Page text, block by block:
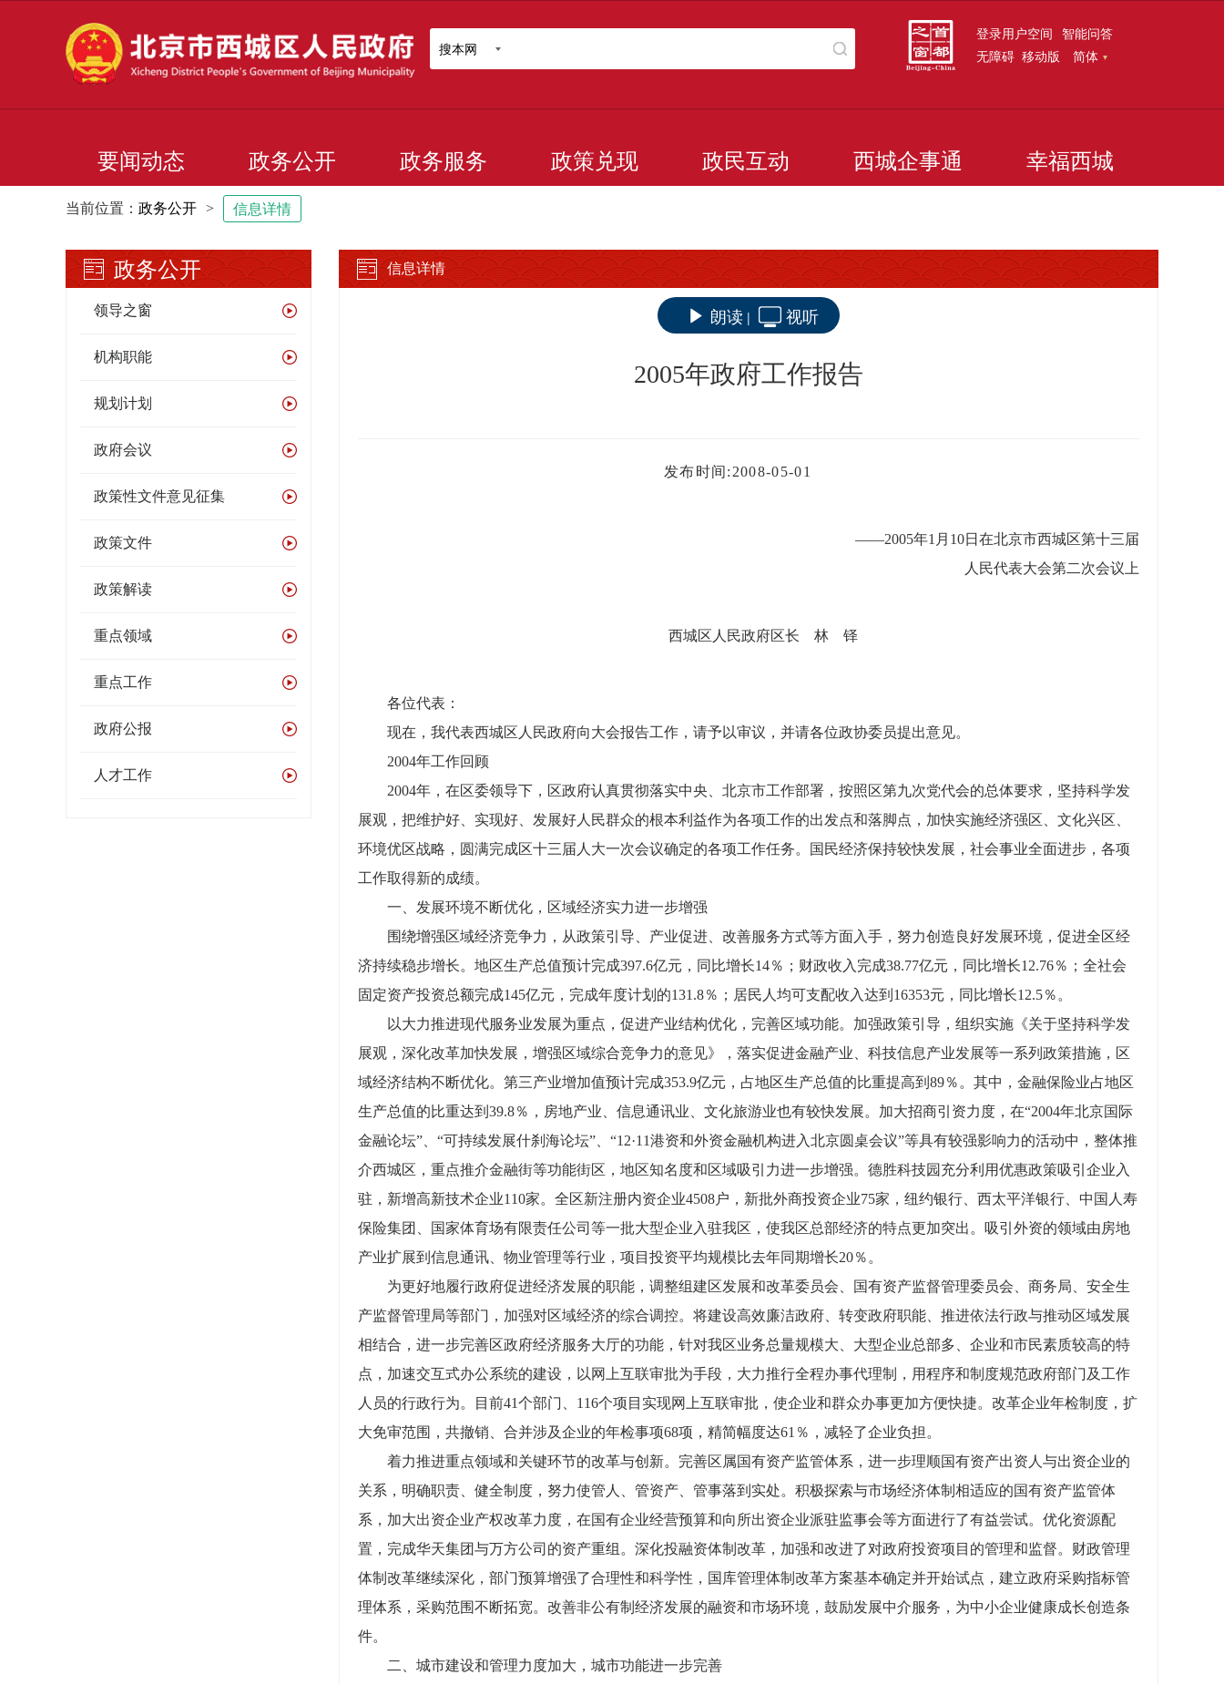
搜本网
登录用户空间 智能问答
无障碍 移动版 简体
要闻动态 政务公开 政务服务 政策兑现 政民互动 西城企事通 幸福西城
当前位置： 政务公开 > 信息详情
政务公开
领导之窗
机构职能
规划计划
政府会议
政策性文件意见征集
政策文件
政策解读
重点领域
重点工作
政府公报
人才工作
信息详情
朗读 | 视听
2005年政府工作报告
发布时间:2008-05-01
——2005年1月10日在北京市西城区第十三届
人民代表大会第二次会议上
西城区人民政府区长 林 铎
各位代表：
现在，我代表西城区人民政府向大会报告工作，请予以审议，并请各位政协委员提出意见。
2004年工作回顾
2004年，在区委领导下，区政府认真贯彻落实中央、北京市工作部署，按照区第九次党代会的总体要求，坚持科学发
展观，把维护好、实现好、发展好人民群众的根本利益作为各项工作的出发点和落脚点，加快实施经济强区、文化兴区、
环境优区战略，圆满完成区十三届人大一次会议确定的各项工作任务。国民经济保持较快发展，社会事业全面进步，各项
工作取得新的成绩。
一、发展环境不断优化，区域经济实力进一步增强
围绕增强区域经济竞争力，从政策引导、产业促进、改善服务方式等方面入手，努力创造良好发展环境，促进全区经
济持续稳步增长。地区生产总值预计完成397.6亿元，同比增长14％；财政收入完成38.77亿元，同比增长12.76％；全社会
固定资产投资总额完成145亿元，完成年度计划的131.8％；居民人均可支配收入达到16353元，同比增长12.5％。
以大力推进现代服务业发展为重点，促进产业结构优化，完善区域功能。加强政策引导，组织实施《关于坚持科学发
展观，深化改革加快发展，增强区域综合竞争力的意见》，落实促进金融产业、科技信息产业发展等一系列政策措施，区
域经济结构不断优化。第三产业增加值预计完成353.9亿元，占地区生产总值的比重提高到89％。其中，金融保险业占地区
生产总值的比重达到39.8％，房地产业、信息通讯业、文化旅游业也有较快发展。加大招商引资力度，在“2004年北京国际
金融论坛”、“可持续发展什刹海论坛”、“12·11港资和外资金融机构进入北京圆桌会议”等具有较强影响力的活动中，整体推
介西城区，重点推介金融街等功能街区，地区知名度和区域吸引力进一步增强。德胜科技园充分利用优惠政策吸引企业入
驻，新增高新技术企业110家。全区新注册内资企业4508户，新批外商投资企业75家，纽约银行、西太平洋银行、中国人寿
保险集团、国家体育场有限责任公司等一批大型企业入驻我区，使我区总部经济的特点更加突出。吸引外资的领域由房地
产业扩展到信息通讯、物业管理等行业，项目投资平均规模比去年同期增长20％。
为更好地履行政府促进经济发展的职能，调整组建区发展和改革委员会、国有资产监督管理委员会、商务局、安全生
产监督管理局等部门，加强对区域经济的综合调控。将建设高效廉洁政府、转变政府职能、推进依法行政与推动区域发展
相结合，进一步完善区政府经济服务大厅的功能，针对我区业务总量规模大、大型企业总部多、企业和市民素质较高的特
点，加速交互式办公系统的建设，以网上互联审批为手段，大力推行全程办事代理制，用程序和制度规范政府部门及工作
人员的行政行为。目前41个部门、116个项目实现网上互联审批，使企业和群众办事更加方便快捷。改革企业年检制度，扩
大免审范围，共撤销、合并涉及企业的年检事项68项，精简幅度达61％，减轻了企业负担。
着力推进重点领域和关键环节的改革与创新。完善区属国有资产监管体系，进一步理顺国有资产出资人与出资企业的
关系，明确职责、健全制度，努力使管人、管资产、管事落到实处。积极探索与市场经济体制相适应的国有资产监管体
系，加大出资企业产权改革力度，在国有企业经营预算和向所出资企业派驻监事会等方面进行了有益尝试。优化资源配
置，完成华天集团与万方公司的资产重组。深化投融资体制改革，加强和改进了对政府投资项目的管理和监督。财政管理
体制改革继续深化，部门预算增强了合理性和科学性，国库管理体制改革方案基本确定并开始试点，建立政府采购指标管
理体系，采购范围不断拓宽。改善非公有制经济发展的融资和市场环境，鼓励发展中介服务，为中小企业健康成长创造条
件。
二、城市建设和管理力度加大，城市功能进一步完善